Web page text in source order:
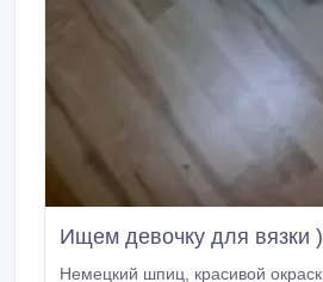
Ищем девочку для вязки )
Немецкий шпиц, красивой окраски. имеется паспорт